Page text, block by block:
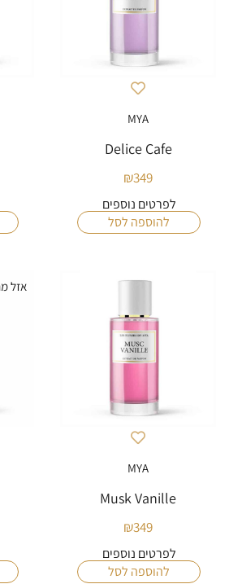
MYA
Delice Cafe
₪349
לפרטים נוספים
להוספה לסל
MYA
Musk Vanille
₪349
לפרטים נוספים
להוספה לסל
אזל